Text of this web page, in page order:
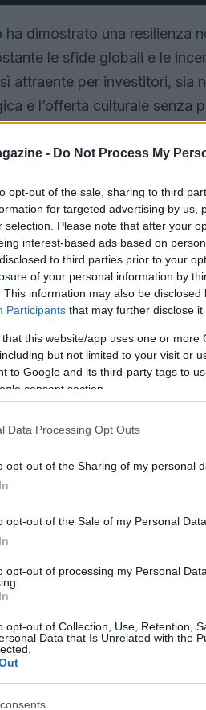
- Do Not Process My
opt-out of the sale, sharing to third
for targeted advertising by us,
selection. Please note that after your
interest-based ads based on
to third parties prior to your
of your personal information by
This information may also be
Participants that may further disclose it
that this website/app uses one or
but not limited to your visit or
to Google and its third-party tags to
consent section.
Data Processing Opt Outs
opt-out of the Sharing of my personal
opt-out of the Sale of my Personal Data.
opt-out of processing my Personal
opt-out of Collection, Use, Retention,
Data that Is Unrelated with the
dimostrato una resilienza
le sfide globali e le
attraente per investitori, sia
e l’offerta culturale senza
e le tendenze emergenti
di investimento e le aree
di lusso a
chiaro: il mercato
delle abitazioni di lusso
al metro quadrato per le
5%rispetto all’anno